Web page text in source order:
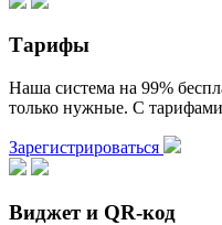
Тарифы
Наша система на 99%
только нужные. С
Зарегистрироваться
Виджет и QR-код